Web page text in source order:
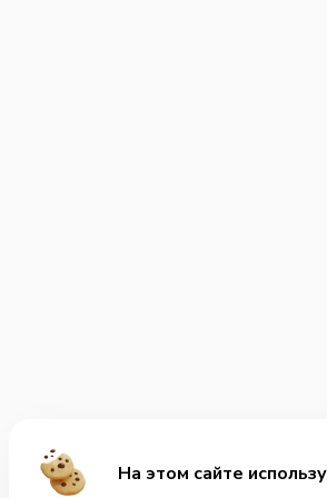
На этом сайте